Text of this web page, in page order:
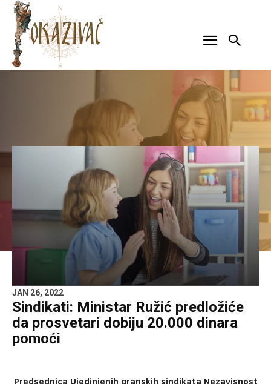
JAN 26, 2022
Sindikati: Ministar Ružić predložiće
da prosvetari dobiju 20.000 dinara
pomoći